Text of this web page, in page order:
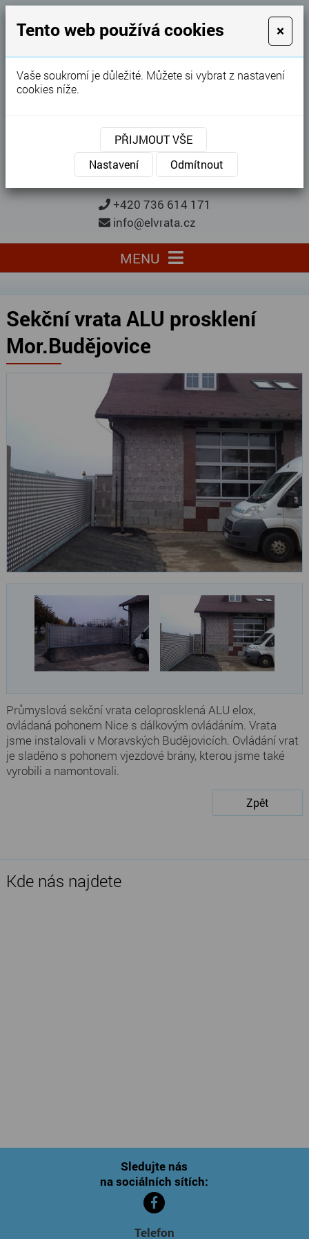
GARÁŽOVÁ VRATA
Karel Procházka
Garážová vrata, brány, ploty ...
Kontaktujte nás
KONTAKTUJTE NÁS
+420 736 614 171
info@elvrata.cz
MENU
Sekční vrata ALU prosklení
Mor.Budějovice
Průmyslová sekční vrata celoprosklená ALU elox,
ovládaná pohonem Nice s dálkovým ovládáním. Vrata
jsme instalovali v Moravských Budějovicích. Ovládání vrat
je sladěno s pohonem vjezdové brány, kterou jsme také
vyrobili a namontovali.
Zpět
Kde nás najdete
Sledujte nás
na sociálních sítích:
Telefon
Tento web používá cookies ×
Vaše soukromí je důležité. Můžete si vybrat z nastavení
cookies níže.
PŘIJMOUT VŠE
Nastavení
Odmítnout